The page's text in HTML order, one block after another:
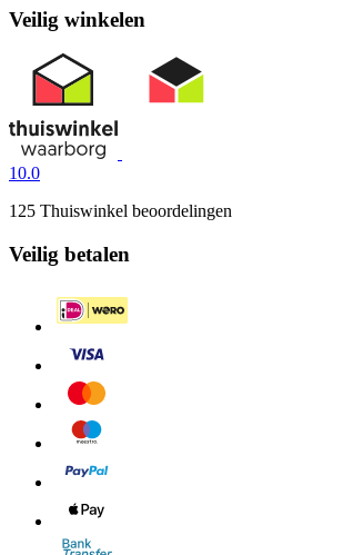
Veilig winkelen
10.0
125 Thuiswinkel beoordelingen
Veilig betalen